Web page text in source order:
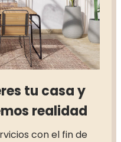
tu casa y
realidad
con el fin de